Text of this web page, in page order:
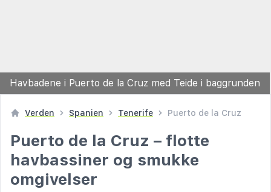
Havbadene i Puerto de la Cruz med Teide i baggrunden
Verden Spanien Tenerife Puerto de la Cruz
Puerto de la Cruz – flotte
havbassiner og smukke
omgivelser